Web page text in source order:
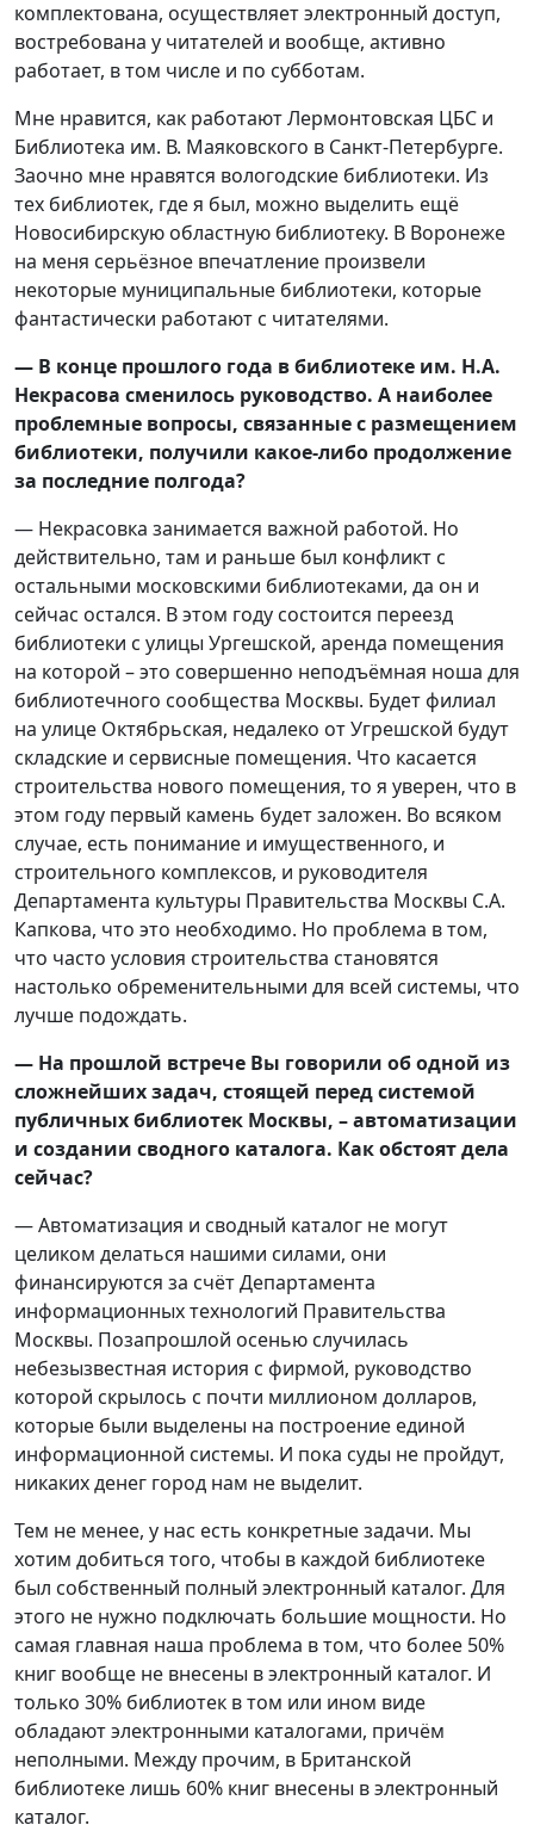
комплектована, осуществляет электронный доступ,
востребована у читателей и вообще, активно
работает, в том числе и по субботам.
Мне нравится, как работают Лермонтовская ЦБС и
Библиотека им. В. Маяковского в Санкт-Петербурге.
Заочно мне нравятся вологодские библиотеки. Из
тех библиотек, где я был, можно выделить ещё
Новосибирскую областную библиотеку. В Воронеже
на меня серьёзное впечатление произвели
некоторые муниципальные библиотеки, которые
фантастически работают с читателями.
— В конце прошлого года в библиотеке им. Н.А.
Некрасова сменилось руководство. А наиболее
проблемные вопросы, связанные с размещением
библиотеки, получили какое-либо продолжение
за последние полгода?
— Некрасовка занимается важной работой. Но
действительно, там и раньше был конфликт с
остальными московскими библиотеками, да он и
сейчас остался. В этом году состоится переезд
библиотеки с улицы Ургешской, аренда помещения
на которой – это совершенно неподъёмная ноша для
библиотечного сообщества Москвы. Будет филиал
на улице Октябрьская, недалеко от Угрешской будут
складские и сервисные помещения. Что касается
строительства нового помещения, то я уверен, что в
этом году первый камень будет заложен. Во всяком
случае, есть понимание и имущественного, и
строительного комплексов, и руководителя
Департамента культуры Правительства Москвы С.А.
Капкова, что это необходимо. Но проблема в том,
что часто условия строительства становятся
настолько обременительными для всей системы, что
лучше подождать.
— На прошлой встрече Вы говорили об одной из
сложнейших задач, стоящей перед системой
публичных библиотек Москвы, – автоматизации
и создании сводного каталога. Как обстоят дела
сейчас?
— Автоматизация и сводный каталог не могут
целиком делаться нашими силами, они
финансируются за счёт Департамента
информационных технологий Правительства
Москвы. Позапрошлой осенью случилась
небезызвестная история с фирмой, руководство
которой скрылось с почти миллионом долларов,
которые были выделены на построение единой
информационной системы. И пока суды не пройдут,
никаких денег город нам не выделит.
Тем не менее, у нас есть конкретные задачи. Мы
хотим добиться того, чтобы в каждой библиотеке
был собственный полный электронный каталог. Для
этого не нужно подключать большие мощности. Но
самая главная наша проблема в том, что более 50%
книг вообще не внесены в электронный каталог. И
только 30% библиотек в том или ином виде
обладают электронными каталогами, причём
неполными. Между прочим, в Британской
библиотеке лишь 60% книг внесены в электронный
каталог.